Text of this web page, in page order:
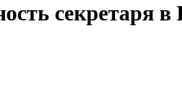
секретаря